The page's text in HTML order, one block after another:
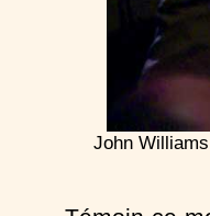
John